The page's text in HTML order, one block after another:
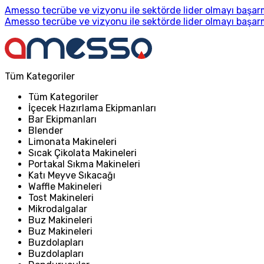
Amesso tecrübe ve vizyonu ile sektörde lider olmayı
Amesso tecrübe ve vizyonu ile sektörde lider olmayı
Tüm Kategoriler
Tüm Kategoriler
İçecek Hazırlama Ekipmanları
Bar Ekipmanları
Blender
Limonata Makineleri
Sıcak Çikolata Makineleri
Portakal Sıkma Makineleri
Katı Meyve Sıkacağı
Waffle Makineleri
Tost Makineleri
Mikrodalgalar
Buz Makineleri
Buz Makineleri
Buzdolapları
Buzdolapları